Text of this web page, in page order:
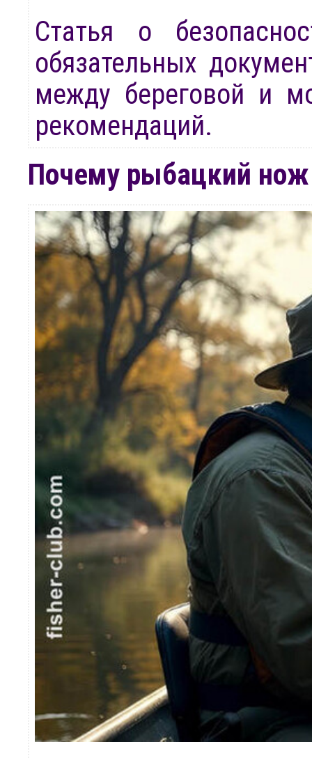
Статья о
обязательных
между береговой и
рекомендаций.
Почему рыбацкий